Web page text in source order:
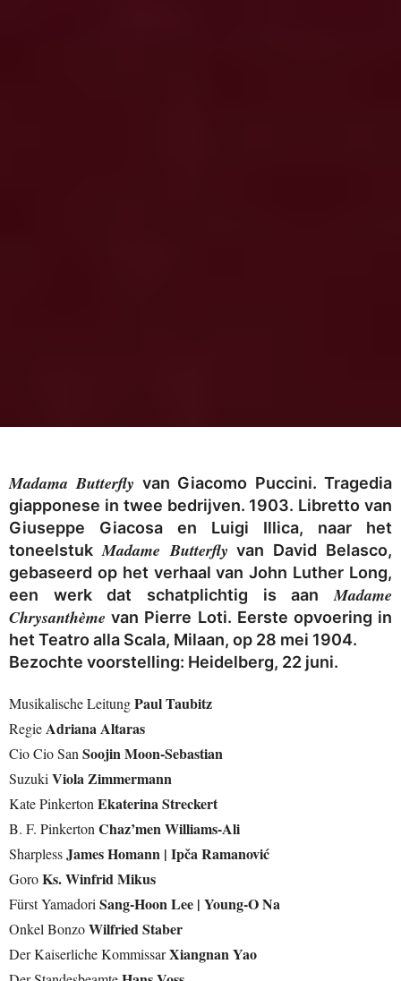
Madama Butterfly van Giacomo Puccini. Tragedia
giapponese in twee bedrijven. 1903. Libretto van
Giuseppe Giacosa en Luigi Illica, naar het
toneelstuk Madame Butterfly van David Belasco,
gebaseerd op het verhaal van John Luther Long,
een werk dat schatplichtig is aan Madame
Chrysanthème van Pierre Loti. Eerste opvoering in
het Teatro alla Scala, Milaan, op 28 mei 1904.
Bezochte voorstelling: Heidelberg, 22 juni.
Musikalische LeitungPaul Taubitz
RegieAdriana Altaras
Cio Cio San Soojin Moon-Sebastian
Suzuki Viola Zimmermann
Kate Pinkerton Ekaterina Streckert
B. F. Pinkerton Chaz’men Williams-Ali
SharplessJames Homann | Ipča Ramanović
GoroKs. Winfrid Mikus
Fürst Yamadori Sang-Hoon Lee | Young-O Na
Onkel BonzoWilfried Staber
Der Kaiserliche KommissarXiangnan Yao